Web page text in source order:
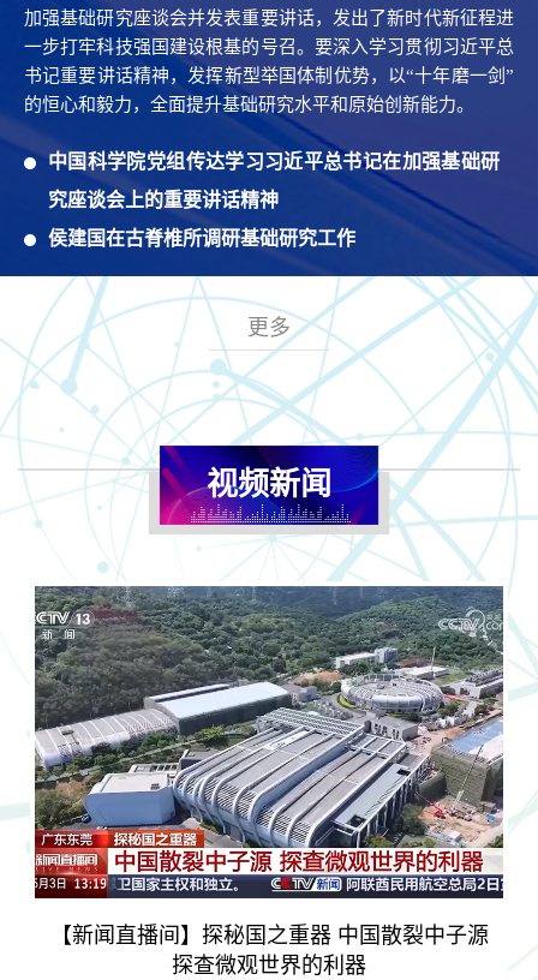
加强基础研究座谈会并发表重要讲话，发出了新时代新征程进
一步打牢科技强国建设根基的号召。要深入学习贯彻习近平总
书记重要讲话精神，发挥新型举国体制优势，以“十年磨一剑”
的恒心和毅力，全面提升基础研究水平和原始创新能力。
中国科学院党组传达学习习近平总书记在加强基础研
究座谈会上的重要讲话精神
侯建国在古脊椎所调研基础研究工作
更多
视频新闻
【焦点访谈】加强基础研究 打牢科技强国根基
研基础研究时强调 深
座谈会精神 全面提升
原始创新能力
力量【新闻直播间】探秘国之重器 中国散裂中子源
探查微观世界的利器
【新闻联播】以更大力度更实
【朝闻天下】“全”释
究如何决
【新闻联播】提升我国原始创新能力 进一步打
牢科技强国建设根基